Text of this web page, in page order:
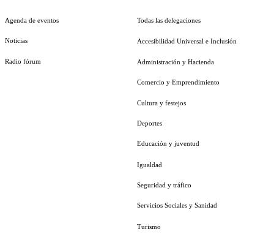
Agenda de eventos
Noticias
Radio fórum
Todas las delegaciones
Accesibilidad Universal e Inclusión
Administración y Hacienda
Comercio y Emprendimiento
Cultura y festejos
Deportes
Educación y juventud
Igualdad
Seguridad y tráfico
Servicios Sociales y Sanidad
Turismo